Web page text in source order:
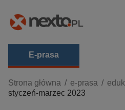
E-prasa
Kategorie
Zobacz wszystkie E-prasa
Strona główna e-prasa
styczeń-marzec 2023